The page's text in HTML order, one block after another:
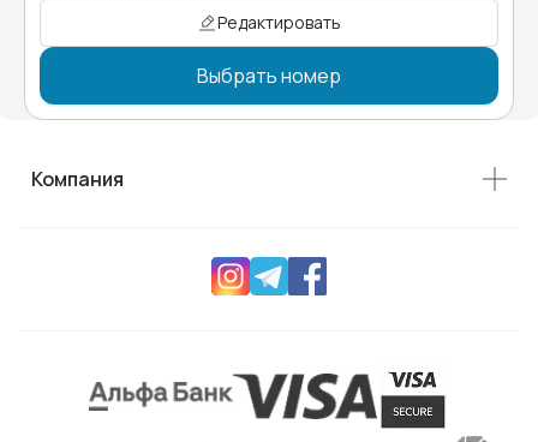
Редактировать
Выбрать номер
Компания